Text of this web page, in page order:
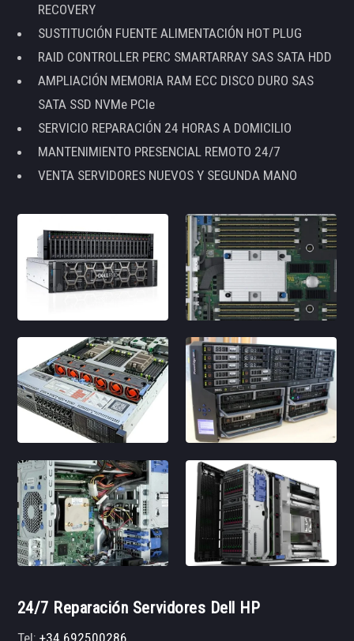
RECOVERY
SUSTITUCIÓN FUENTE ALIMENTACIÓN HOT PLUG
RAID CONTROLLER PERC SMARTARRAY SAS SATA HDD
AMPLIACIÓN MEMORIA RAM ECC DISCO DURO SAS
SATA SSD NVMe PCIe
SERVICIO REPARACIÓN 24 HORAS A DOMICILIO
MANTENIMIENTO PRESENCIAL REMOTO 24/7
VENTA SERVIDORES NUEVOS Y SEGUNDA MANO
24/7 Reparación Servidores Dell HP
Tel:+34 692500286